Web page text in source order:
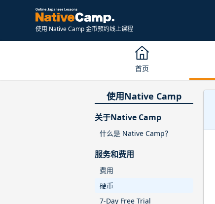
使用 Native Camp 金币预约线上课程
首页
使用Native Camp
关于Native Camp
什么是 Native Camp？
服务和费用
费用
硬币
7-Day Free Trial